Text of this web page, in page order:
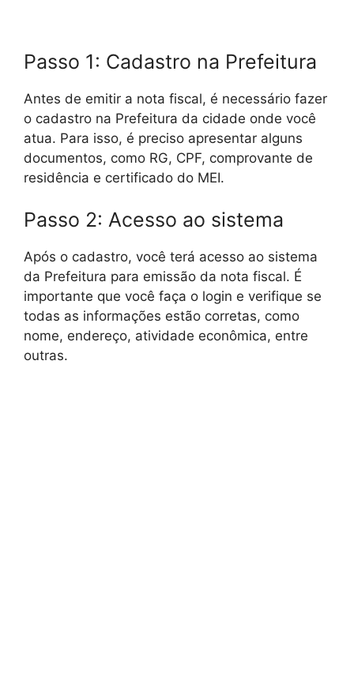
Passo 1: Cadastro na Prefeitura
Antes de emitir a nota fiscal, é necessário fazer
o cadastro na Prefeitura da cidade onde você
atua. Para isso, é preciso apresentar alguns
documentos, como RG, CPF, comprovante de
residência e certificado do MEI.
Passo 2: Acesso ao sistema
Após o cadastro, você terá acesso ao sistema
da Prefeitura para emissão da nota fiscal. É
importante que você faça o login e verifique se
todas as informações estão corretas, como
nome, endereço, atividade econômica, entre
outras.